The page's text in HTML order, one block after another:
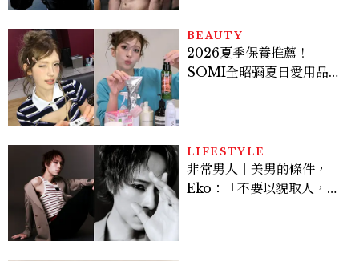
BEAUTY
2026夏季保養推薦！
SOMI全昭彌夏日愛用品公
LIFESTYLE
非常男人｜美男的條件，
Eko：「不要以貌取人，內